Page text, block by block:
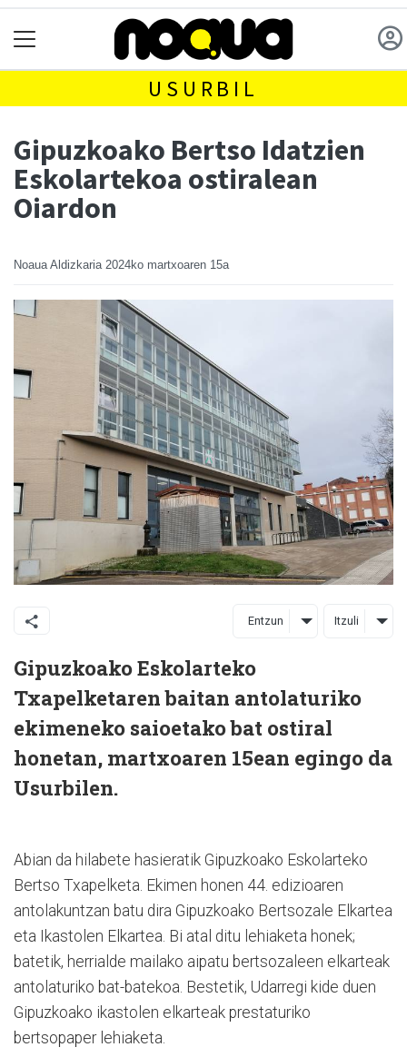
USURBIL
Gipuzkoako Bertso Idatzien
Eskolartekoa ostiralean
Oiardon
Noaua Aldizkaria 2024ko martxoaren 15a
Entzun Itzuli
Gipuzkoako Eskolarteko
Txapelketaren baitan antolaturiko
ekimeneko saioetako bat ostiral
honetan, martxoaren 15ean egingo da
Usurbilen.
Abian da hilabete hasieratik Gipuzkoako Eskolarteko
Bertso Txapelketa. Ekimen honen 44. edizioaren
antolakuntzan batu dira Gipuzkoako Bertsozale Elkartea
eta Ikastolen Elkartea. Bi atal ditu lehiaketa honek;
batetik, herrialde mailako aipatu bertsozaleen elkarteak
antolaturiko bat-batekoa. Bestetik, Udarregi kide duen
Gipuzkoako ikastolen elkarteak prestaturiko
bertsopaper lehiaketa.